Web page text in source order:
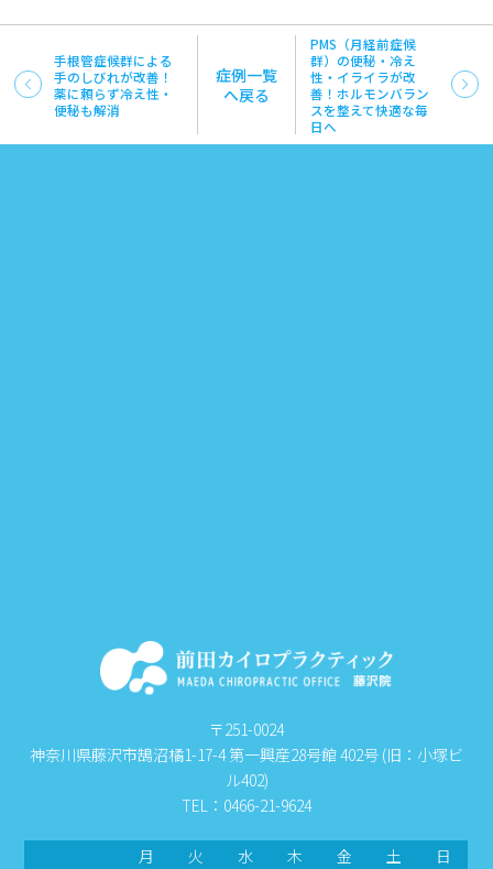
手根管症候群による
手のしびれが改善！
薬に頼らず冷え性・
便秘も解消
症例一覧
へ戻る
PMS（月経前症候
群）の便秘・冷え
性・イライラが改
善！ホルモンバラン
スを整えて快適な毎
日へ
〒251-0024
神奈川県藤沢市鵠沼橘1-17-4 第一興産28号館 402号 (旧：小塚ビ
ル402)
TEL：0466-21-9624
月 火 水 木 金 土 日